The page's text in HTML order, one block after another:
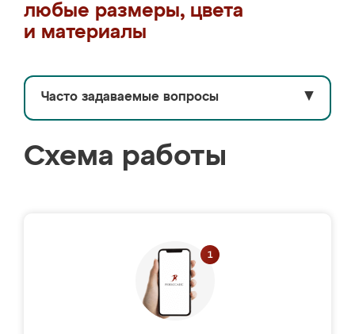
любые размеры, цвета
и материалы
Часто задаваемые вопросы ▼
Схема работы